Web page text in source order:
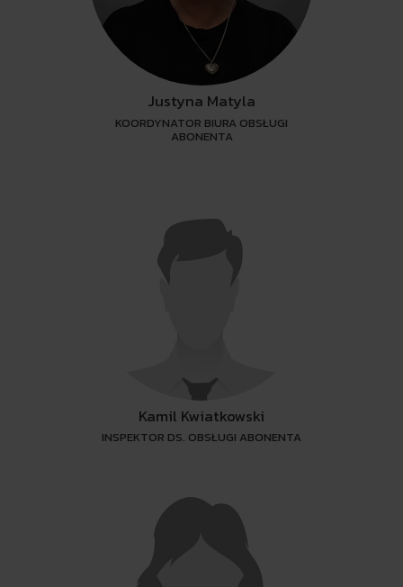
Justyna Matyla
KOORDYNATOR BIURA OBSŁUGI
ABONENTA
Kamil Kwiatkowski
INSPEKTOR DS. OBSŁUGI ABONENTA